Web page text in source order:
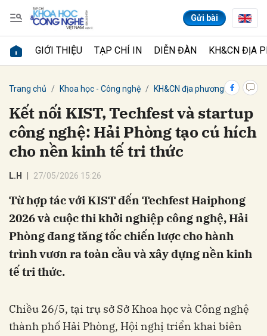
Gửi bài
GIỚI THIỆU TẠP CHÍ IN DIỄN ĐÀN KH&CN ĐỊA
Trang chủ Khoa học - Công nghệ KH&CN địa phương
Kết nối KIST, Techfest và startup
công nghệ: Hải Phòng tạo cú hích
cho nền kinh tế tri thức
L.H 27/05/2026 15:26
Từ hợp tác với KIST đến Techfest Haiphong
2026 và cuộc thi khởi nghiệp công nghệ, Hải
Phòng đang tăng tốc chiến lược cho hành
trình vươn ra toàn cầu và xây dựng nền kinh
tế tri thức.
Chiều 26/5, tại trụ sở Sở Khoa học và Công nghệ
thành phố Hải Phòng, Hội nghị triển khai biên
Gửi bình luận
Hủy Gửi